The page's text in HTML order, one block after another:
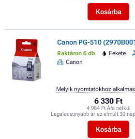
Kosárba
Canon PG-510
Raktáron 6 db Fekete
Canon
6 330 Ft
4 984 Ft Áfa nélkül
Legalacsonyabb ár az elmúlt 30
Kosárba
Melyik nyomtatókhoz